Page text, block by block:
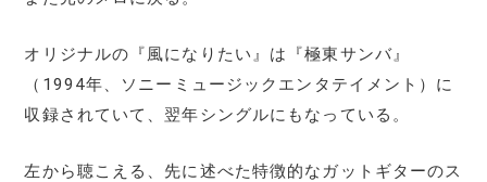
オリジナルの『風になりたい』は『極東サンバ』
（1994年、ソニーミュージックエンタテイメント）に
収録されていて、翌年シングルにもなっている。
左から聴こえる、先に述べた特徴的なガットギターのス